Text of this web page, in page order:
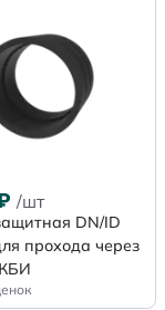
/шт
DN/ID
прохода через